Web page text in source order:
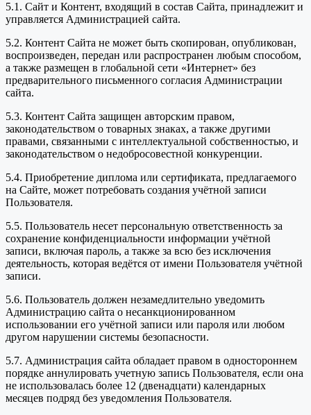
5.1. Сайт и Контент, входящий в состав Сайта, принадлежит и
управляется Администрацией сайта.
5.2. Контент Сайта не может быть скопирован, опубликован,
воспроизведен, передан или распространен любым способом,
а также размещен в глобальной сети «Интернет» без
предварительного письменного согласия Администрации
сайта.
5.3. Контент Сайта защищен авторским правом,
законодательством о товарных знаках, а также другими
правами, связанными с интеллектуальной собственностью, и
законодательством о недобросовестной конкуренции.
5.4. Приобретение диплома или сертификата, предлагаемого
на Сайте, может потребовать создания учётной записи
Пользователя.
5.5. Пользователь несет персональную ответственность за
сохранение конфиденциальности информации учётной
записи, включая пароль, а также за всю без исключения
деятельность, которая ведётся от имени Пользователя учётной
записи.
5.6. Пользователь должен незамедлительно уведомить
Администрацию сайта о несанкционированном
использовании его учётной записи или пароля или любом
другом нарушении системы безопасности.
5.7. Администрация сайта обладает правом в одностороннем
порядке аннулировать учетную запись Пользователя, если она
не использовалась более 12 (двенадцати) календарных
месяцев подряд без уведомления Пользователя.